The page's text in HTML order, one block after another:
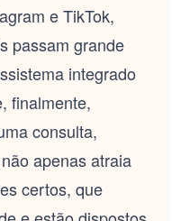
e TikTok,
passam grande
integrado
finalmente,
consulta,
apenas atraia
certos, que